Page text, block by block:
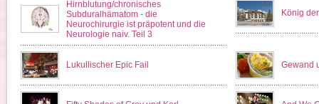
Hirnblutung/chronisches
Subduralhämatom - die
Neurochirurgie ist präpotent und die
Neurologie naiv. Teil 3
König
Lukullischer Epic Fail Gewand